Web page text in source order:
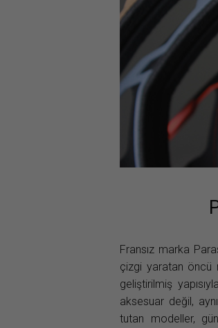
Fransız marka
çizgi yaratan öncü
geliştirilmiş
aksesuar değil,
tutan modeller,